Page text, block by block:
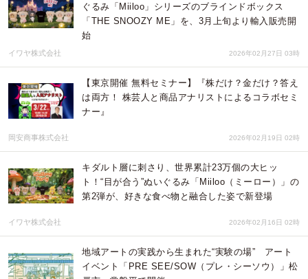
ぐるみ「Miiloo」シリーズのブラインドボックス
「THE SNOOZY ME」を、3月上旬より輸入販売開
始
イワヤ株式会社 2026年02月27日 03時
【東京開催 無料セミナー】『株だけ？金だけ？答え
は両方！ 株芸人と商品アナリストによるコラボセミ
ナー』
岡安商事株式会社 2026年02月19日 02時
キダルト層に刺さり、世界累計23万個の大ヒッ
ト！“目が合う”ぬいぐるみ「Miiloo（ミーロー）」の
第2弾が、好きな食べ物と融合した姿で新登場
イワヤ株式会社 2026年02月16日 02時
地域アートの実践から生まれた“実験の場” アート
イベント「PRE SEE/SOW（プレ・シーソウ）」松